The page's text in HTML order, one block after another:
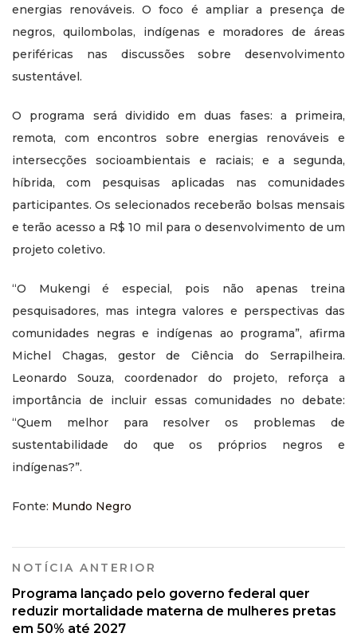
energias renováveis. O foco é ampliar a presença de
negros, quilombolas, indígenas e moradores de áreas
periféricas nas discussões sobre desenvolvimento
sustentável.
O programa será dividido em duas fases: a primeira,
remota, com encontros sobre energias renováveis e
intersecções socioambientais e raciais; e a segunda,
híbrida, com pesquisas aplicadas nas comunidades
participantes. Os selecionados receberão bolsas mensais
e terão acesso a R$ 10 mil para o desenvolvimento de um
projeto coletivo.
“O Mukengi é especial, pois não apenas treina
pesquisadores, mas integra valores e perspectivas das
comunidades negras e indígenas ao programa”, afirma
Michel Chagas, gestor de Ciência do Serrapilheira.
Leonardo Souza, coordenador do projeto, reforça a
importância de incluir essas comunidades no debate:
“Quem melhor para resolver os problemas de
sustentabilidade do que os próprios negros e
indígenas?”.
Fonte: Mundo Negro
NOTÍCIA ANTERIOR
Programa lançado pelo governo federal quer
reduzir mortalidade materna de mulheres pretas
em 50% até 2027